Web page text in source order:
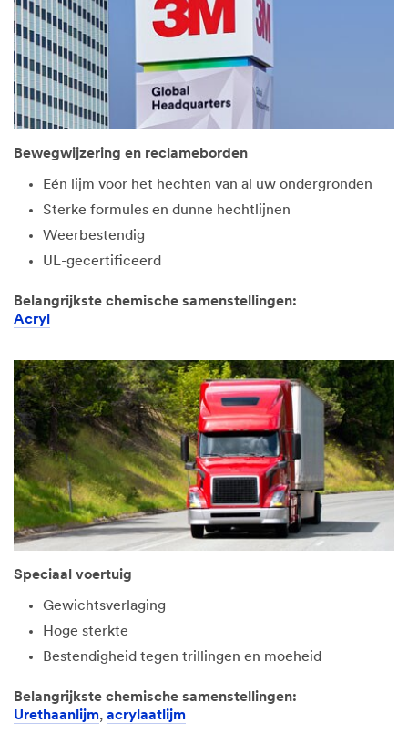
Bewegwijzering en reclameborden
Eén lijm voor het hechten van al uw ondergronden
Sterke formules en dunne hechtlijnen
Weerbestendig
UL-gecertificeerd
Belangrijkste chemische samenstellingen:
Acryl
Speciaal voertuig
Gewichtsverlaging
Hoge sterkte
Bestendigheid tegen trillingen en moeheid
Belangrijkste chemische samenstellingen:
Urethaanlijm, acrylaatlijm